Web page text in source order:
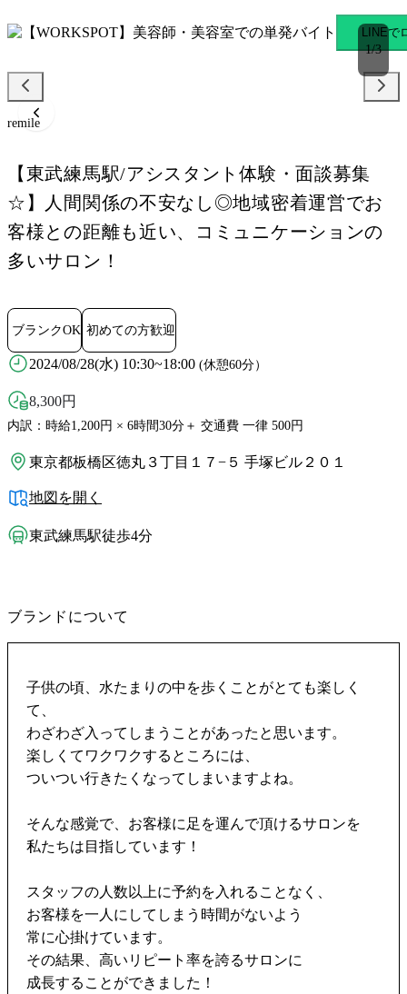
remile 東武練馬駅のスキマバ
LINEで
1/3
remile
【東武練馬駅/アシスタント体験・面談募集
☆】人間関係の不安なし◎地域密着運営でお
客様との距離も近い、コミュニケーションの
多いサロン！
ブランクOK 初めての方歓迎
2024/08/28(水) 10:30~18:00 (休憩60分）
8,300円
内訳：時給1,200円 × 6時間30分＋ 交通費 一律 500円
東京都板橋区徳丸３丁目１７−５ 手塚ビル２０１
地図を開く
東武練馬駅徒歩4分
ブランドについて
子供の頃、水たまりの中を歩くことがとても楽しく
て、
わざわざ入ってしまうことがあったと思います。
楽しくてワクワクするところには、
ついつい行きたくなってしまいますよね。
そんな感覚で、お客様に足を運んで頂けるサロンを
私たちは目指しています！
スタッフの人数以上に予約を入れることなく、
お客様を一人にしてしまう時間がないよう
常に心掛けています。
その結果、高いリピート率を誇るサロンに
成長することができました！